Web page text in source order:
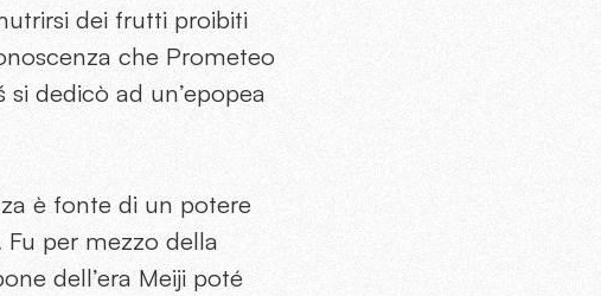
dei frutti proibiti
che Prometeo
dedicò ad un’epopea
è fonte di un potere
per mezzo della
dell’era Meiji poté